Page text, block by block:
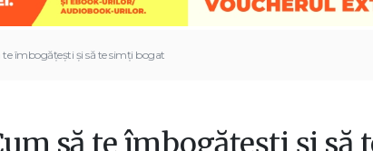
îmbogățești și să te simți bogat
să te îmbogățești și să